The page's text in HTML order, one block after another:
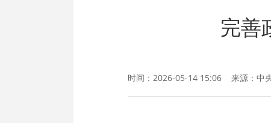
完善
时间：2026-05-14 15:06 来源： 中